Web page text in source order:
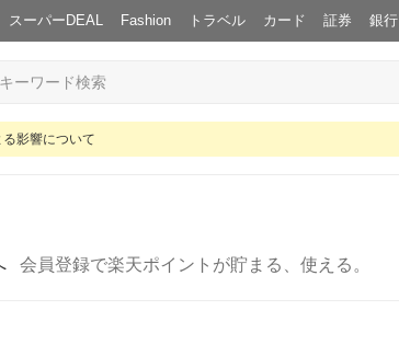
スーパーDEAL Fashion トラベル カード 証券 銀行
影響について
会員登録で楽天ポイントが貯まる、使える。